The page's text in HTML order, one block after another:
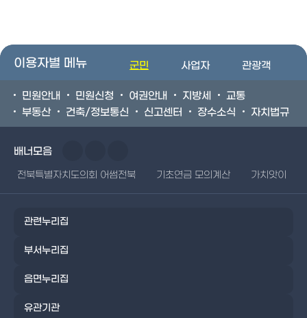
이용자별 메뉴 군민 사업자 관광객
민원안내 민원신청 여권안내 지방세
교통
부동산
건축/정보통신 신고센터 장수소식 자치법규
배너모음
전북특별자치도의회 어썸전북 기초연금 모의계산 가치앗이
관련누리집
부서누리집
읍면누리집
유관기관